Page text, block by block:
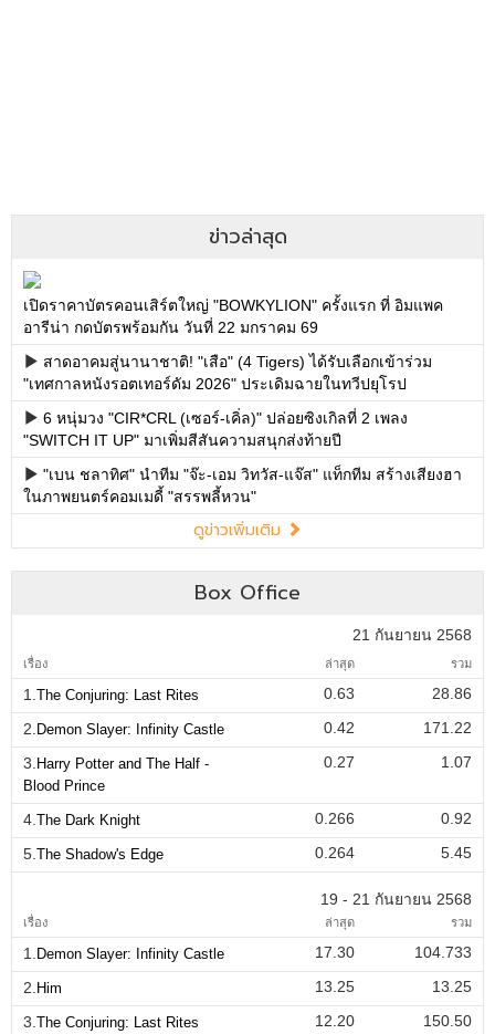
ข่าวล่าสุด
เปิดราคาบัตรคอนเสิร์ตใหญ่ "BOWKYLION" ครั้งแรก ที่ อิมแพค
อารีน่า กดบัตรพร้อมกัน วันที่ 22 มกราคม 69
สาดอาคมสู่นานาชาติ! "เสือ" (4 Tigers) ได้รับเลือกเข้าร่วม
"เทศกาลหนังรอตเทอร์ดัม 2026" ประเดิมฉายในทวีปยุโรป
6 หนุ่มวง "CIR*CRL (เซอร์-เคิ่ล)" ปล่อยซิงเกิลที่ 2 เพลง
"SWITCH IT UP" มาเพิ่มสีสันความสนุกส่งท้ายปี
"เบน ชลาทิศ" นำทีม "จ๊ะ-เอม วิทวัส-แจ๊ส" แท็กทีม สร้างเสียงฮา
ในภาพยนตร์คอมเมดี้ "สรรพลี้หวน"
ดูข่าวเพิ่มเติม
Box Office
21 กันยายน 2568
เรื่อง ล่าสุด รวม
1. The Conjuring: Last Rites 0.63
28.86
2. Demon Slayer: Infinity Castle 0.42
171.22
3. Harry Potter and The Half -
Blood Prince
0.27 1.07
4. The Dark Knight 0.266
0.92
5. The Shadow's Edge 0.264 5.45
19 - 21 กันยายน 2568
เรื่อง ล่าสุด รวม
1. Demon Slayer: Infinity Castle 17.30
104.733
2. Him 13.25
13.25
3. The Conjuring: Last Rites 12.20 150.50